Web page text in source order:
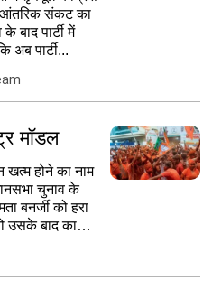
संकट का
बाद पार्टी में
अब पार्टी...
मॉडल
खत्म होने का नाम
चुनाव के
बनर्जी को हरा
उसके बाद कायदे